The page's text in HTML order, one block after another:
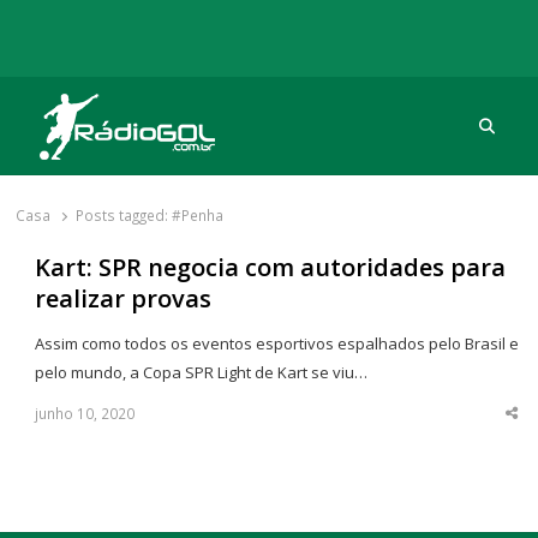
Rádio Gol
Há mais de 20 anos com as melhores coberturas
Casa Posts tagged:#Penha
Kart: SPR negocia com autoridades para
realizar provas
Assim como todos os eventos esportivos espalhados pelo Brasil e
pelo mundo, a Copa SPR Light de Kart se viu…
junho 10, 2020